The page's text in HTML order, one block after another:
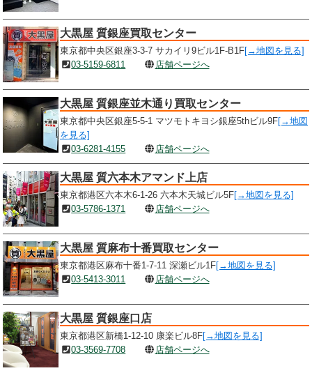
大黒屋 質銀座買取センター
東京都中央区銀座3-3-7 サカイリ9ビル1F-B1F[→地図を見る]
03-5159-6811
店舗ページへ
大黒屋 質銀座並木通り買取センター
東京都中央区銀座5-5-1 マツモトキヨシ銀座5thビル9F[→地図
を見る]
03-6281-4155
店舗ページへ
大黒屋 質六本木アマンド上店
東京都港区六本木6-1-26 六本木天城ビル5F[→地図を見る]
03-5786-1371
店舗ページへ
大黒屋 質麻布十番買取センター
東京都港区麻布十番1-7-11 深瀬ビル1F[→地図を見る]
03-5413-3011
店舗ページへ
大黒屋 質銀座口店
東京都港区新橋1-12-10 康楽ビル8F[→地図を見る]
03-3569-7708
店舗ページへ